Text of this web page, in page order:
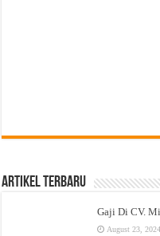
Artikel Terbaru
Gaji Di CV.
August 23, 2024